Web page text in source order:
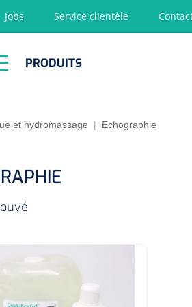
Jobs Service clientèle
PRODUITS
et hydromassage | Echographie